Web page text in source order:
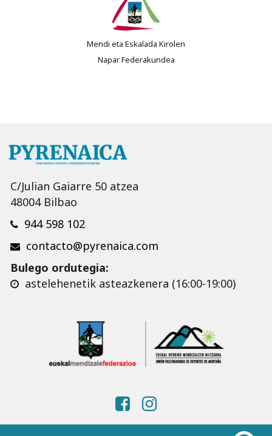
Mendi eta Eskalada Kirolen
Napar Federakundea
C/Julian Gaiarre 50 atzea
48004 Bilbao
944 598 102
contacto@pyrenaica.com
Bulego ordutegia:
astelehenetik asteazkenera (16:00-19:00)